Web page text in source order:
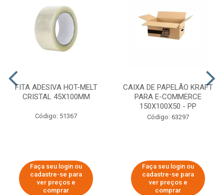
FITA ADESIVA HOT-MELT
CRISTAL 45X100MM
Código: 51367
Faça seu login ou
cadastre-se para
ver preços e
comprar
CAIXA DE PAPELÃO KRAFT
PARA E-COMMERCE
150X100X50 - PP
Código: 63297
Faça seu login ou
cadastre-se para
ver preços e
comprar